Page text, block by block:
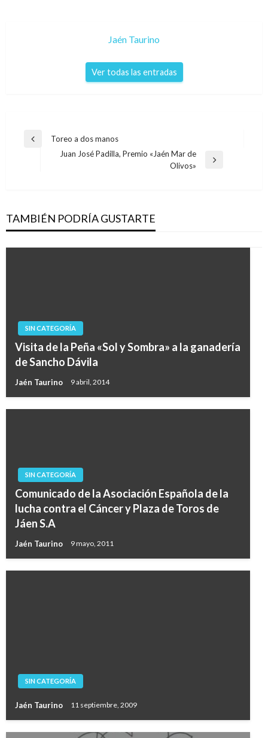
Jaén Taurino
Ver todas las entradas
Navegación
Entrada
Toreo a dos manos
Juan José Padilla, Premio «Jaén Mar de
Olivos»
TAMBIÉN PODRÍA GUSTARTE
SIN CATEGORÍA
Visita de la Peña «Sol y Sombra» a la ganadería
de Sancho Dávila
Jaén Taurino 9 abril, 2014
SIN CATEGORÍA
Comunicado de la Asociación Española de la
lucha contra el Cáncer y Plaza de Toros de
Jáen S.A
Jaén Taurino 9 mayo, 2011
SIN CATEGORÍA
Jaén Taurino 11 septiembre, 2009